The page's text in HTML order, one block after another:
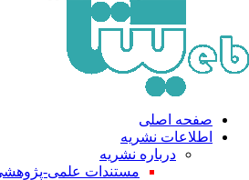
صفحه اصلی
اطلاعات نشریه
درباره نشریه
مستندات علمی-پژوهشی